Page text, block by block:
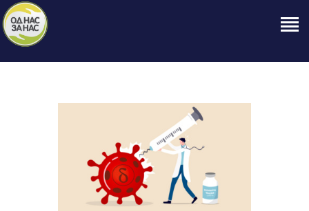
НАШЕ ПРАВО
ОБЈАВИ
ПРОЕКТИ
КОНТАКТ